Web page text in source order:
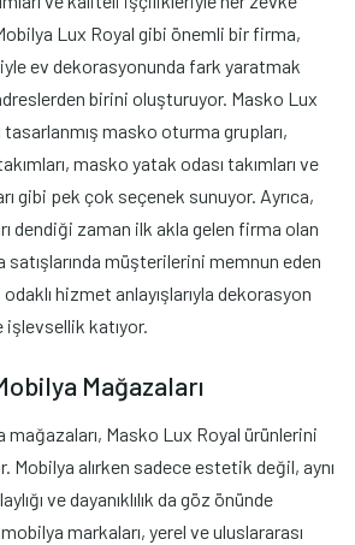
Lux Royal gibi önemli bir firma,
ev dekorasyonunda fark yaratmak
birini oluşturuyor. Masko Lux
masko oturma grupları,
masko yatak odası takımları ve
gibi pek çok seçenek sunuyor. Ayrıca,
dendiği zaman ilk akla gelen firma olan
müşterilerini memnun eden
hizmet anlayışlarıyla dekorasyon
katıyor.
Mağazaları
Masko Lux Royal ürünlerini
Mobilya alırken sadece estetik değil, aynı
ve dayanıklılık da göz önünde
markaları, yerel ve uluslararası